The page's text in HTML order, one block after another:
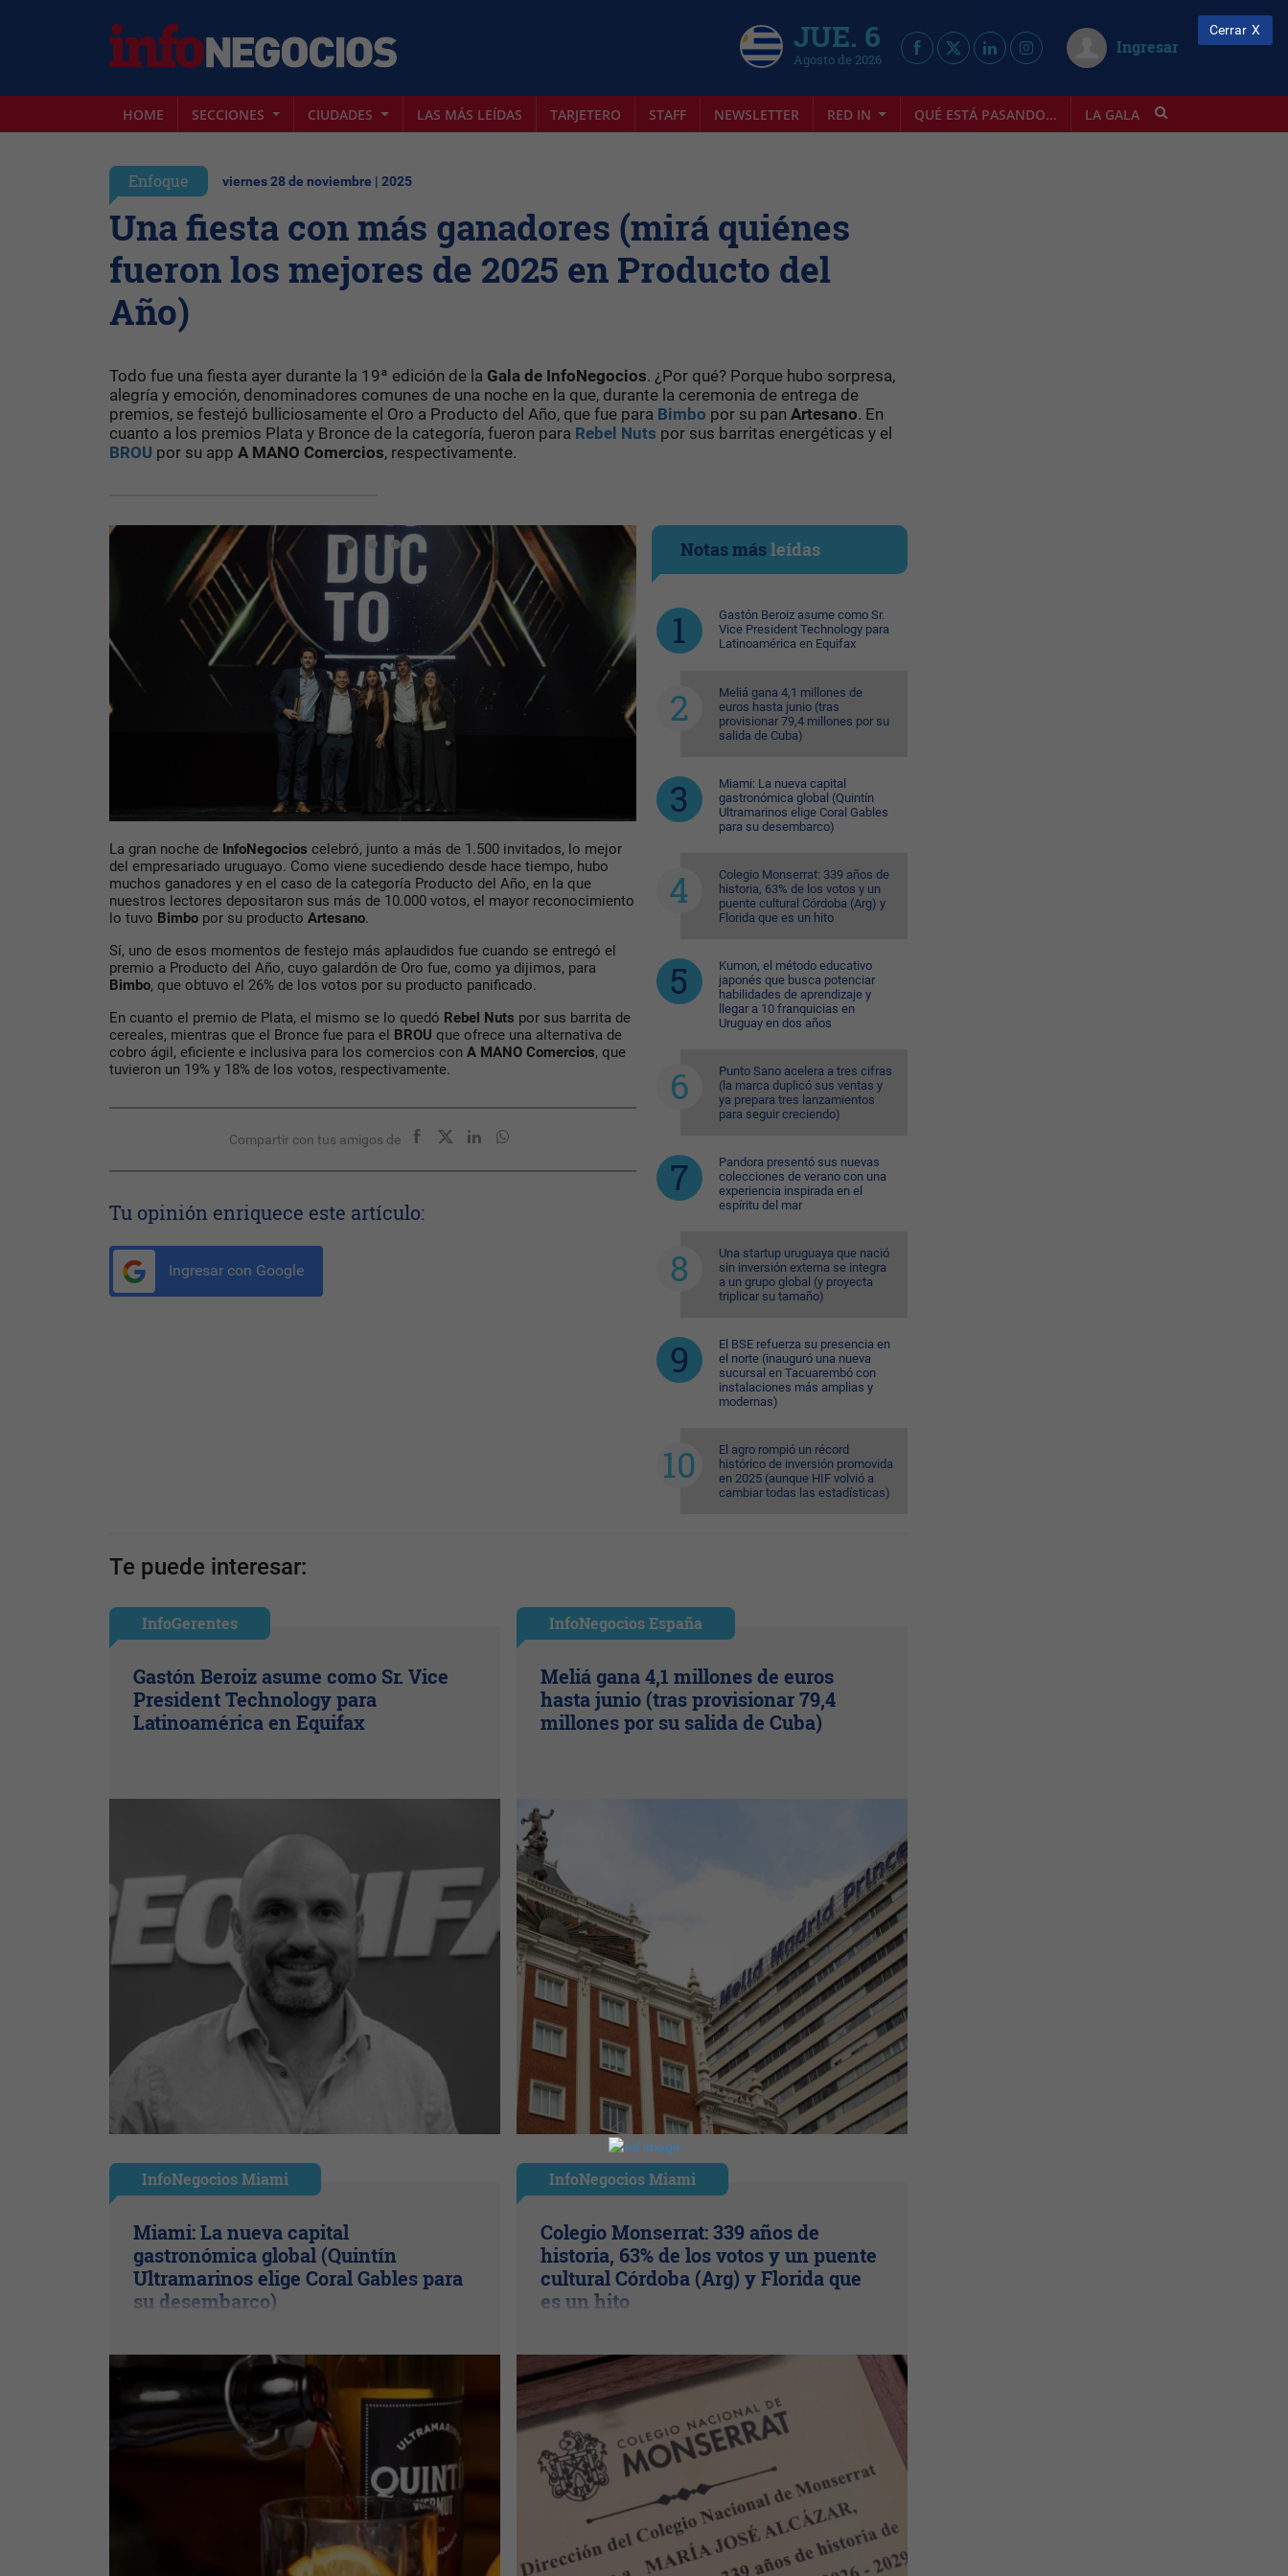
JUE. 6
Agosto de 2026
Ingresar
HOME SECCIONES CIUDADES LAS MÁS LEÍDAS TARJETERO STAFF NEWSLETTER RED IN QUÉ ESTÁ PASANDO... LA GALA INFOSTYLE
Enfoque viernes 28 de noviembre | 2025
Una fiesta con más ganadores (mirá quiénes
fueron los mejores de 2025 en Producto del
Año)
Todo fue una fiesta ayer durante la 19ª edición de la Gala de InfoNegocios. ¿Por qué? Porque hubo sorpresa,
alegría y emoción, denominadores comunes de una noche en la que, durante la ceremonia de entrega de
premios, se festejó bulliciosamente el Oro a Producto del Año, que fue para Bimbo por su pan Artesano. En
cuanto a los premios Plata y Bronce de la categoría, fueron para Rebel Nuts por sus barritas energéticas y el
BROU por su app A MANO Comercios, respectivamente.
La gran noche de InfoNegocios celebró, junto a más de 1.500 invitados, lo mejor
del empresariado uruguayo. Como viene sucediendo desde hace tiempo, hubo
muchos ganadores y en el caso de la categoría Producto del Año, en la que
nuestros lectores depositaron sus más de 10.000 votos, el mayor reconocimiento
lo tuvo Bimbo por su producto Artesano.
Sí, uno de esos momentos de festejo más aplaudidos fue cuando se entregó el
premio a Producto del Año, cuyo galardón de Oro fue, como ya dijimos, para
Bimbo, que obtuvo el 26% de los votos por su producto panificado.
En cuanto el premio de Plata, el mismo se lo quedó Rebel Nuts por sus barrita de
cereales, mientras que el Bronce fue para el
BROU que ofrece una alternativa de
cobro ágil, eficiente e inclusiva para los comercios con A MANO Comercios, que
tuvieron un 19% y 18% de los votos, respectivamente.
Compartir con tus amigos de
Tu opinión enriquece este artículo:
Ingresar con Google
Notas másleídas
Gastón Beroiz asume como Sr.
Vice President Technology para
Latinoamérica en Equifax
Meliá gana 4,1 millones de
euros hasta junio (tras
provisionar 79,4 millones por su
salida de Cuba)
Miami: La nueva capital
gastronómica global (Quintín
Ultramarinos elige Coral Gables
para su desembarco)
Colegio Monserrat: 339 años de
historia, 63% de los votos y un
puente cultural Córdoba (Arg) y
Florida que es un hito
Kumon, el método educativo
japonés que busca potenciar
habilidades de aprendizaje y
llegar a 10 franquicias en
Uruguay en dos años
Punto Sano acelera a tres cifras
(la marca duplicó sus ventas y
ya prepara tres lanzamientos
para seguir creciendo)
Pandora presentó sus nuevas
colecciones de verano con una
experiencia inspirada en el
espíritu del mar
Una startup uruguaya que nació
sin inversión externa se integra
a un grupo global (y proyecta
triplicar su tamaño)
El BSE refuerza su presencia en
el norte (inauguró una nueva
sucursal en Tacuarembó con
instalaciones más amplias y
modernas)
El agro rompió un récord
histórico de inversión promovida
en 2025 (aunque HIF volvió a
cambiar todas las estadísticas)
Te puede interesar:
InfoGerentes
Gastón Beroiz asume como Sr. Vice
President Technology para
Latinoamérica en Equifax
InfoNegocios España
Meliá gana 4,1 millones de euros
hasta junio (tras provisionar 79,4
millones por su salida de Cuba)
InfoNegocios Miami
Miami: La nueva capital
gastronómica global (Quintín
Ultramarinos elige Coral Gables para
su desembarco)
InfoNegocios Miami
Colegio Monserrat: 339 años de
historia, 63% de los votos y un puente
cultural Córdoba (Arg) y Florida que
es un hito
Cerrar